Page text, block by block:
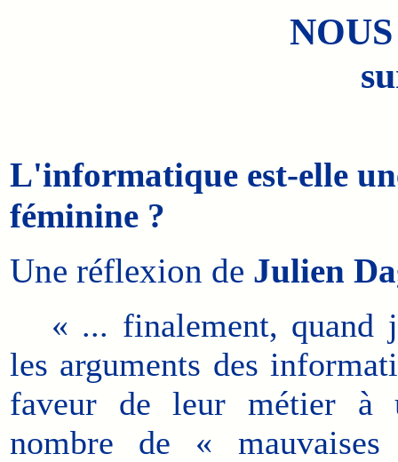
L'informatique est-elle
féminine ?
Une réflexion de Julien
« ... finalement, quand
les arguments des
faveur de leur métier à
nombre de «